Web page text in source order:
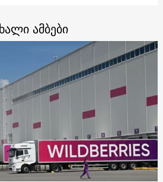
ამბები